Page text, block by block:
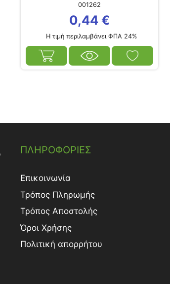
001262
0,44 €
Η τιμή περιλαμβάνει ΦΠΑ 24%
ΠΛΗΡΟΦΟΡΙΕΣ
Επικοινωνία
Τρόπος Πληρωμής
Τρόπος Aποστολής
Όροι Χρήσης
Πολιτική απορρήτου